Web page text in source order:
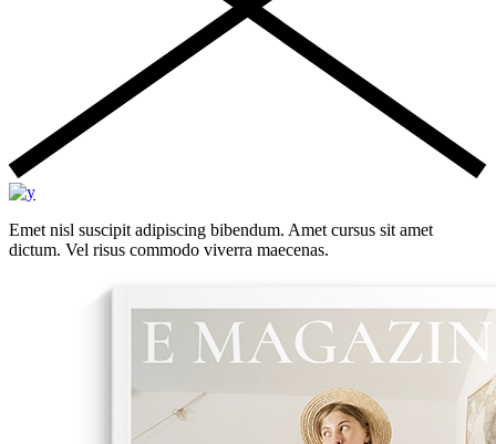
Emet nisl suscipit adipiscing bibendum. Amet cursus sit amet
dictum. Vel risus commodo viverra maecenas.